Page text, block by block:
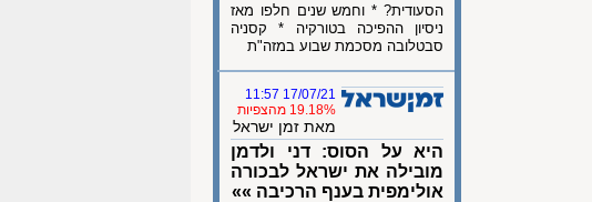
הסעודית? * וחמש שנים חלפו מאז
ניסיון ההפיכה בטורקיה * קסניה
סבטלובה מסכמת שבוע במזה"ת
17/07/21 11:57
19.18% מהצפיות
מאת זמן ישראל
היא על הסוס: דני ולדמן
מובילה את ישראל לבכורה
אולימפית בענף הרכיבה »»